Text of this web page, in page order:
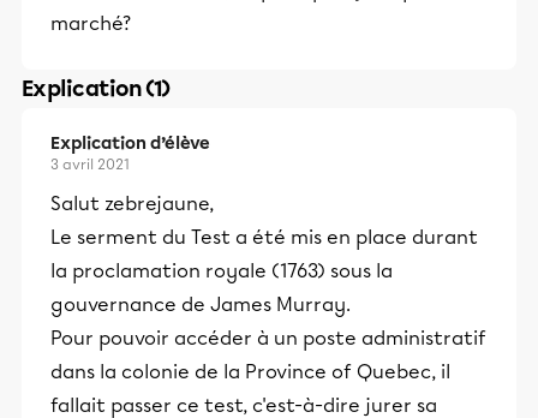
marché?
Explication (1)
Explication d’élève
3 avril 2021
Salut zebrejaune,
Le serment du Test a été mis en place durant
la proclamation royale (1763) sous la
gouvernance de James Murray.
Pour pouvoir accéder à un poste administratif
dans la colonie de la Province of Quebec, il
fallait passer ce test, c'est-à-dire jurer sa